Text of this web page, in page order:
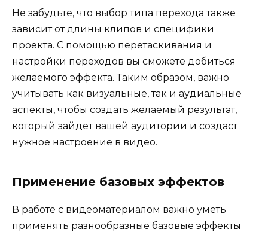
Не забудьте, что выбор типа перехода также
зависит от длины клипов и специфики
проекта. С помощью перетаскивания и
настройки переходов вы сможете добиться
желаемого эффекта. Таким образом, важно
учитывать как визуальные, так и аудиальные
аспекты, чтобы создать желаемый результат,
который зайдет вашей аудитории и создаст
нужное настроение в видео.
Применение базовых эффектов
В работе с видеоматериалом важно уметь
применять разнообразные базовые эффекты